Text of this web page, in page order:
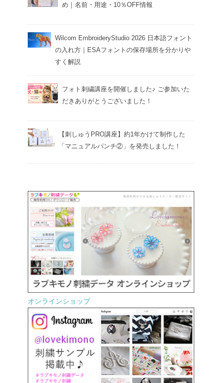
め｜名前・用途・10％OFF情報
Wilcom EmbroideryStudio 2026 日本語フォント
の入れ方｜ESAフォントの保存場所を分かりや
すく解説
フォト刺繍講座を開催しました♪ ご参加いた
だきありがとうございました！
【刺しゅうPRO講座】約1年かけて制作した
「マニュアルパンチ②」を発売しました！
オンラインショップ